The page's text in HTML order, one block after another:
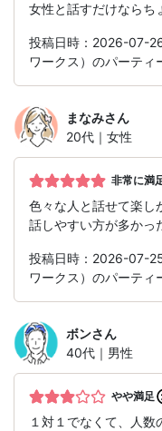
女性と話すだけならち
投稿日時：2026-07-
ワークス）のパーティ
まなみさん
20代｜女性
非常に満
色々な人と話せて楽し
話しやすい方が多かっ
投稿日時：2026-07-
ワークス）のパーティ
ボンさん
40代｜男性
やや満足
１対１でなくて、人